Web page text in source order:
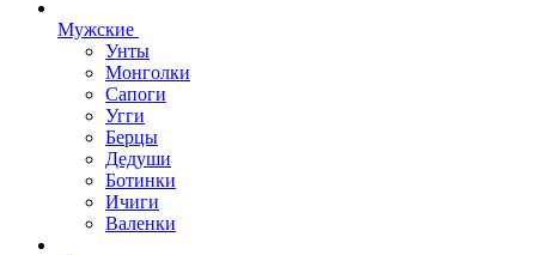
Мужские
Унты
Монголки
Сапоги
Угги
Берцы
Дедуши
Ботинки
Ичиги
Валенки